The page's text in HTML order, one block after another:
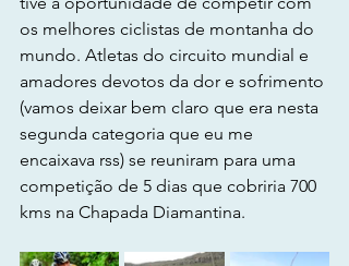
os melhores ciclistas de montanha do
mundo. Atletas do circuito mundial e
amadores devotos da dor e sofrimento
(vamos deixar bem claro que era nesta
segunda categoria que eu me
encaixava rss) se reuniram para uma
competição de 5 dias que cobriria 700
kms na Chapada Diamantina.